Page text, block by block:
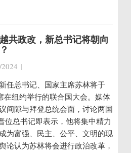
共政改，新总书记将朝向
|
任总书记、国家主席苏林将于
在纽约举行的联合国大会。媒体
间隙与拜登总统会面，讨论两国
总书记即表示，他将集中精力
为富强、民主、公平、文明的现
论认为苏林将会进行政治改革，